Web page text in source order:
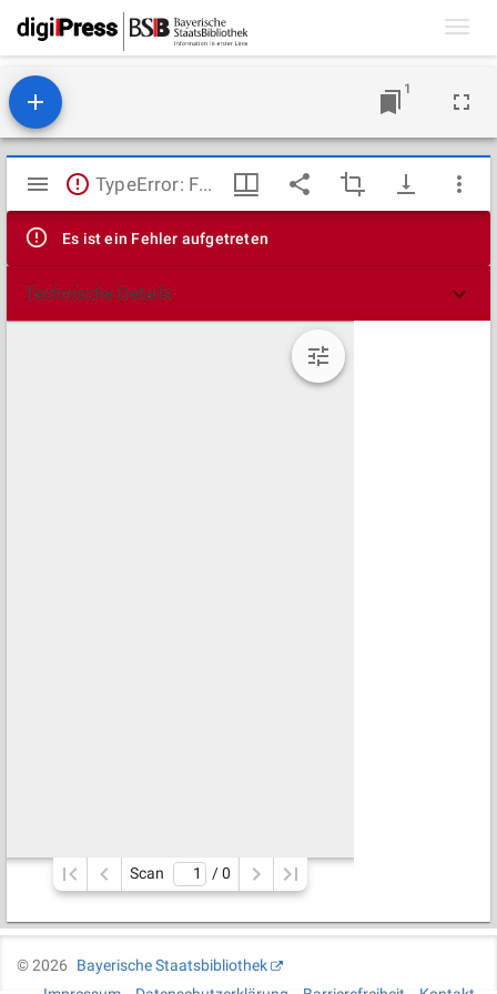
1
Mirador
Viewer
TypeError: Failed to fetch
Es ist ein Fehler aufgetreten
Technische Details
Scan / 0
©2026
Bayerische Staatsbibliothek